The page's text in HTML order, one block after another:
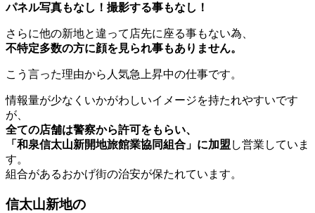
パネル写真もなし！撮影する事もなし！
さらに他の新地と違って店先に座る事もない為、
不特定多数の方に顔を見られ事もありません。
こう言った理由から人気急上昇中の仕事です。
情報量が少なくいかがわしいイメージを持たれやすいです
が、
全ての店舗は警察から許可をもらい、
「和泉信太山新開地旅館業協同組合」に加盟 し営業していま
す。
組合があるおかげ街の治安が保たれています。
信太山新地の